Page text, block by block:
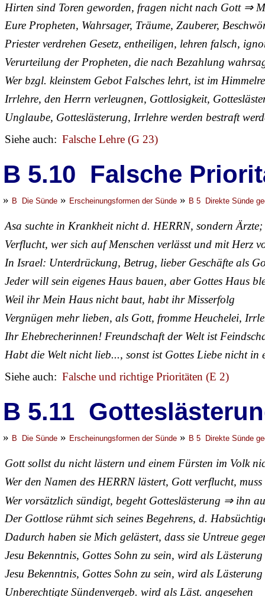
Hirten sind Toren geworden, fragen nicht nach Gott ⇒
Eure Propheten, Wahrsager, Träume, Zauberer,
Priester verdrehen Gesetz, entheiligen, lehren falsch,
Verurteilung der Propheten, die nach Bezahlung
Wer bzgl. kleinstem Gebot Falsches lehrt, ist im
Irrlehre, den Herrn verleugnen, Gottlosigkeit,
Unglaube, Gotteslästerung, Irrlehre werden bestraft
Siehe auch: Falsche Lehre (G 23)
B 5.10 Falsche
» B Die Sünde » Erscheinungsformen der Sünde » B 5 Direkte Sünde
Asa suchte in Krankheit nicht d. HERRN, sondern
Verflucht, wer sich auf Menschen verlässt und mit Herz
In Israel: Unterdrückung, Betrug, lieber Geschäfte als
Jeder will sein eigenes Haus bauen, aber Gottes Haus
Weil ihr Mein Haus nicht baut, habt ihr Misserfolg
Vergnügen mehr lieben, als Gott, fromme Heuchelei,
Ihr Ehebrecherinnen! Freundschaft der Welt ist
Habt die Welt nicht lieb..., sonst ist Gottes Liebe nicht in
Siehe auch: Falsche und richtige Prioritäten (E 2)
B 5.11
» B Die Sünde » Erscheinungsformen der Sünde » B 5 Direkte Sünde
Gott sollst du nicht lästern und einem Fürsten im Volk
Wer den Namen des HERRN lästert, Gott verflucht,
Wer vorsätzlich sündigt, begeht Gotteslästerung ⇒ ihn
Der Gottlose rühmt sich seines Begehrens, d.
Dadurch haben sie Mich gelästert, dass sie Untreue
Jesu Bekenntnis, Gottes Sohn zu sein, wird als
Jesu Bekenntnis, Gottes Sohn zu sein, wird als
Unberechtigte Sündenvergeb. wird als Läst. angesehen